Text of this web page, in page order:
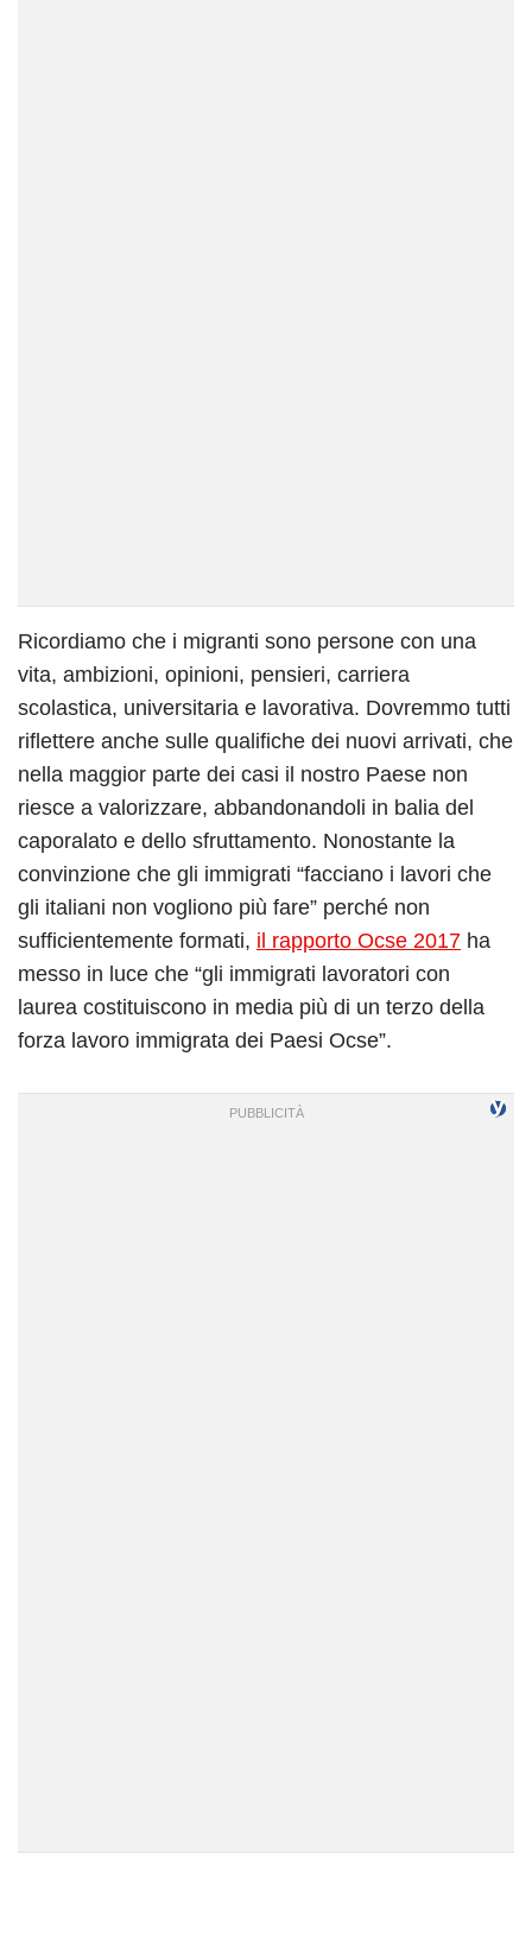
Ricordiamo che i migranti sono persone con una
vita, ambizioni, opinioni, pensieri, carriera
scolastica, universitaria e lavorativa. Dovremmo tutti
riflettere anche sulle qualifiche dei nuovi arrivati, che
nella maggior parte dei casi il nostro Paese non
riesce a valorizzare, abbandonandoli in balia del
caporalato e dello sfruttamento. Nonostante la
convinzione che gli immigrati “facciano i lavori che
gli italiani non vogliono più fare” perché non
sufficientemente formati, il rapporto Ocse 2017 ha
messo in luce che “gli immigrati lavoratori con
laurea costituiscono in media più di un terzo della
forza lavoro immigrata dei Paesi Ocse”.